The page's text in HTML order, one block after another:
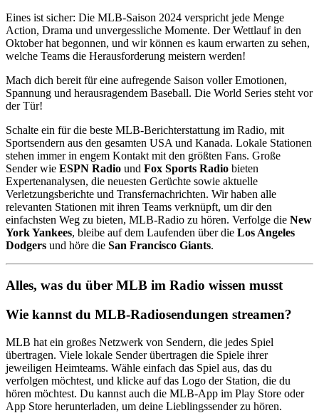
Eines ist sicher: Die MLB-Saison 2024 verspricht jede Menge
Action, Drama und unvergessliche Momente. Der Wettlauf in den
Oktober hat begonnen, und wir können es kaum erwarten zu sehen,
welche Teams die Herausforderung meistern werden!
Mach dich bereit für eine aufregende Saison voller Emotionen,
Spannung und herausragendem Baseball. Die World Series steht vor
der Tür!
Schalte ein für die beste MLB-Berichterstattung im Radio, mit
Sportsendern aus den gesamten USA und Kanada. Lokale Stationen
stehen immer in engem Kontakt mit den größten Fans. Große
Sender wie ESPN Radio und Fox Sports Radio bieten
Expertenanalysen, die neuesten Gerüchte sowie aktuelle
Verletzungsberichte und Transfernachrichten. Wir haben alle
relevanten Stationen mit ihren Teams verknüpft, um dir den
einfachsten Weg zu bieten, MLB-Radio zu hören. Verfolge die New
York Yankees, bleibe auf dem Laufenden über die Los Angeles
Dodgers und höre die San Francisco Giants.
Alles, was du über MLB im Radio wissen musst
Wie kannst du MLB-Radiosendungen streamen?
MLB hat ein großes Netzwerk von Sendern, die jedes Spiel
übertragen. Viele lokale Sender übertragen die Spiele ihrer
jeweiligen Heimteams. Wähle einfach das Spiel aus, das du
verfolgen möchtest, und klicke auf das Logo der Station, die du
hören möchtest. Du kannst auch die MLB-App im Play Store oder
App Store herunterladen, um deine Lieblingssender zu hören.